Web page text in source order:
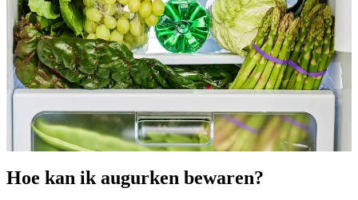
Hoe kan ik augurken bewaren?